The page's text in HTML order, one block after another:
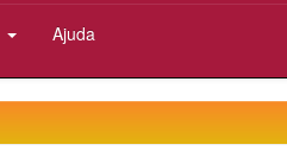
Ajuda